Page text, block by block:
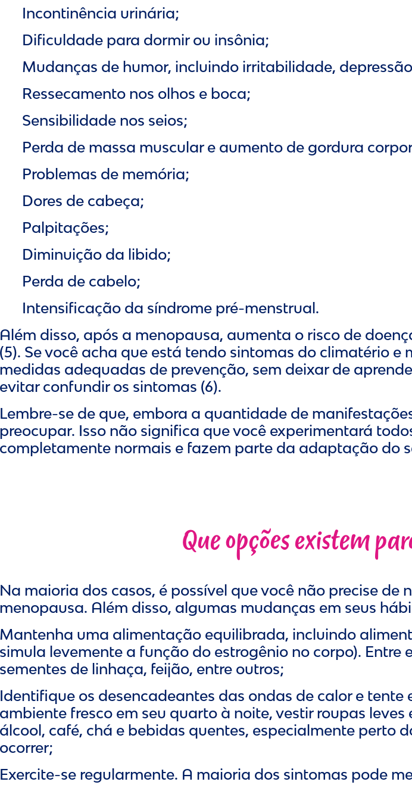
Incontinência urinária;
Dificuldade para dormir ou insônia;
Mudanças de humor, incluindo irritabilidade,
Ressecamento nos olhos e boca;
Sensibilidade nos seios;
Perda de massa muscular e aumento de gordura
Problemas de memória;
Dores de cabeça;
Palpitações;
Diminuição da libido;
Perda de cabelo;
Intensificação da síndrome pré-menstrual.
disso, após a menopausa, aumenta o risco de
Se você acha que está tendo sintomas do climatério
adequadas de prevenção, sem deixar de
confundir os sintomas (6).
se de que, embora a quantidade de
Isso não significa que você experimentará
normais e fazem parte da adaptação do
Que opções existem
maioria dos casos, é possível que você não precise
Além disso, algumas mudanças em seus
uma alimentação equilibrada, incluindo
levemente a função do estrogênio no corpo).
de linhaça, feijão, entre outros;
os desencadeantes das ondas de calor e
fresco em seu quarto à noite, vestir roupas
café, chá e bebidas quentes, especialmente perto
se regularmente. A maioria dos sintomas pode